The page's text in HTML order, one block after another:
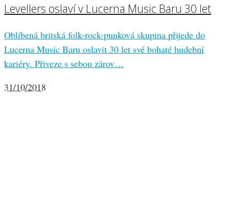
Levellers oslaví v Lucerna Music Baru 30 let
Oblíbená britská folk-rock-punková skupina přijede do
Lucerna Music Baru oslavit 30 let své bohaté hudební
kariéry. Přiveze s sebou zárov…
31/10/2018